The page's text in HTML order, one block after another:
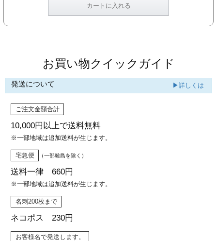
お買い物クイックガイド
発送について ▶詳しくは
ご注文金額合計
10,000円以上で送料無料
※一部地域は追加送料が生じます。
宅急便 （一部離島を除く）
送料一律 660円
※一部地域は追加送料が生じます。
名刺200枚まで
ネコポス 230円
お客様名で発送します。